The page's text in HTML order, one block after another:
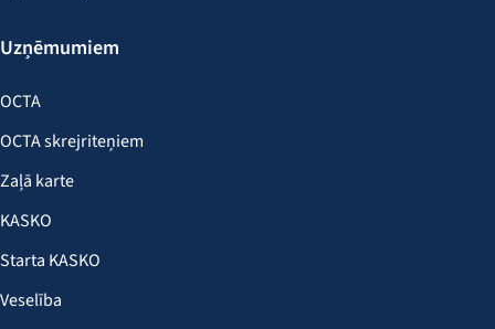
Uzņēmumiem
OCTA
OCTA skrejriteņiem
Zaļā karte
KASKO
Starta KASKO
Veselība